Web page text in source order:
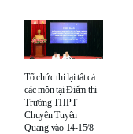
Tổ chức thi lại tất cả
các môn tại Điểm thi
Trường THPT
Chuyên Tuyên
Quang vào 14-15/8